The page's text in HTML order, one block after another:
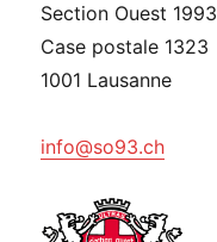
Section Ouest 1993
Case postale 1323
1001 Lausanne
info@so93.ch